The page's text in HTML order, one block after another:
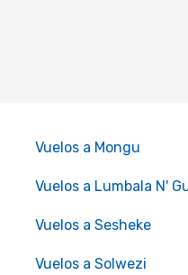
Vuelos a Mongu
Vuelos a Lumbala N'
Vuelos a Sesheke
Vuelos a Solwezi